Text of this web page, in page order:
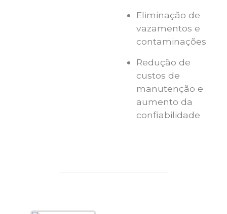
Eliminação de
vazamentos e
contaminações
Redução de
custos de
manutenção e
aumento da
confiabilidade